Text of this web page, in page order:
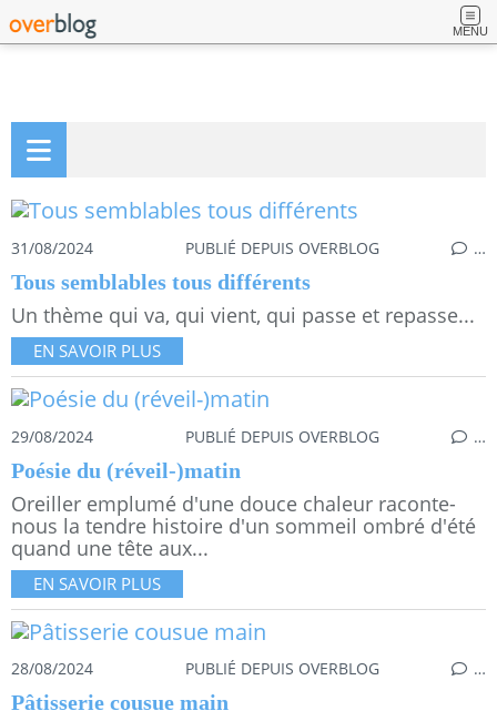
MENU
31/08/2024 PUBLIÉ DEPUIS OVERBLOG …
Tous semblables tous différents
Un thème qui va, qui vient, qui passe et repasse...
EN SAVOIR PLUS
29/08/2024 PUBLIÉ DEPUIS OVERBLOG …
Poésie du (réveil-)matin
Oreiller emplumé d'une douce chaleur raconte-
nous la tendre histoire d'un sommeil ombré d'été
quand une tête aux...
EN SAVOIR PLUS
28/08/2024 PUBLIÉ DEPUIS OVERBLOG …
Pâtisserie cousue main